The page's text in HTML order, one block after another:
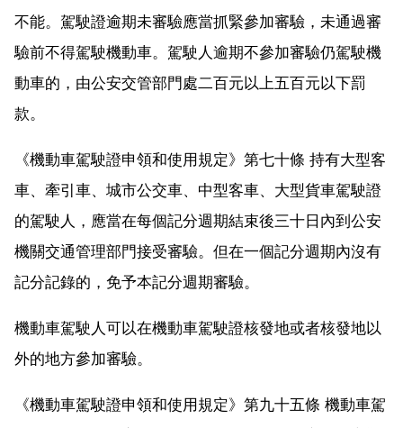
不能。駕駛證逾期未審驗應當抓緊參加審驗，未通過審
驗前不得駕駛機動車。駕駛人逾期不參加審驗仍駕駛機
動車的，由公安交管部門處二百元以上五百元以下罰
款。
《機動車駕駛證申領和使用規定》第七十條 持有大型客
車、牽引車、城市公交車、中型客車、大型貨車駕駛證
的駕駛人，應當在每個記分週期結束後三十日內到公安
機關交通管理部門接受審驗。但在一個記分週期內沒有
記分記錄的，免予本記分週期審驗。
機動車駕駛人可以在機動車駕駛證核發地或者核發地以
外的地方參加審驗。
《機動車駕駛證申領和使用規定》第九十五條 機動車駕